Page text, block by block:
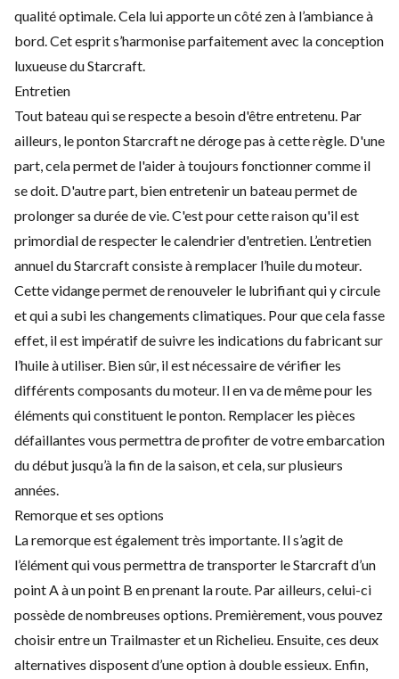
qualité optimale. Cela lui apporte un côté zen à l’ambiance à
bord. Cet esprit s’harmonise parfaitement avec la conception
luxueuse du Starcraft.
Entretien
Tout bateau qui se respecte a besoin d'être entretenu. Par
ailleurs, le ponton Starcraft ne déroge pas à cette règle. D'une
part, cela permet de l'aider à toujours fonctionner comme il
se doit. D'autre part, bien entretenir un bateau permet de
prolonger sa durée de vie. C'est pour cette raison qu'il est
primordial de respecter le calendrier d'entretien. L’entretien
annuel du Starcraft consiste à remplacer l’huile du moteur.
Cette vidange permet de renouveler le lubrifiant qui y circule
et qui a subi les changements climatiques. Pour que cela fasse
effet, il est impératif de suivre les indications du fabricant sur
l’huile à utiliser. Bien sûr, il est nécessaire de vérifier les
différents composants du moteur. Il en va de même pour les
éléments qui constituent le ponton. Remplacer les pièces
défaillantes vous permettra de profiter de votre embarcation
du début jusqu’à la fin de la saison, et cela, sur plusieurs
années.
Remorque et ses options
La remorque est également très importante. Il s’agit de
l’élément qui vous permettra de transporter le Starcraft d’un
point A à un point B en prenant la route. Par ailleurs, celui-ci
possède de nombreuses options. Premièrement, vous pouvez
choisir entre un Trailmaster et un Richelieu. Ensuite, ces deux
alternatives disposent d’une option à double essieux. Enfin,